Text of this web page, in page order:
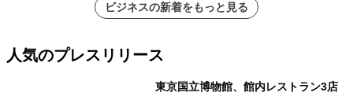
ビジネスの新着をもっと見る
人気のプレスリリース
東京国立博物館、館内レストラン3店